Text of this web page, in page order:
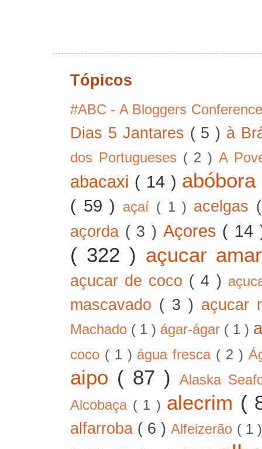
Tópicos
#ABC - A Bloggers
Dias 5 Jantares ( 5 ) à
dos Portugueses ( 2 )A
abacaxi ( 14 )
( 59 ) açaí ( 1 ) acelgas
açorda ( 3 ) Açores (
( 322 ) açucar
açucar de coco ( 4 )
mascavado ( 3 ) açucar
Machado ( 1 ) ágar-ágar ( 1 )
coco ( 1 ) água fresca ( 2 )
aipo ( 87 )
Alaska
Alcobaça ( 1 ) alecrim (
alfarroba ( 6 )Alfeizerão ( 1